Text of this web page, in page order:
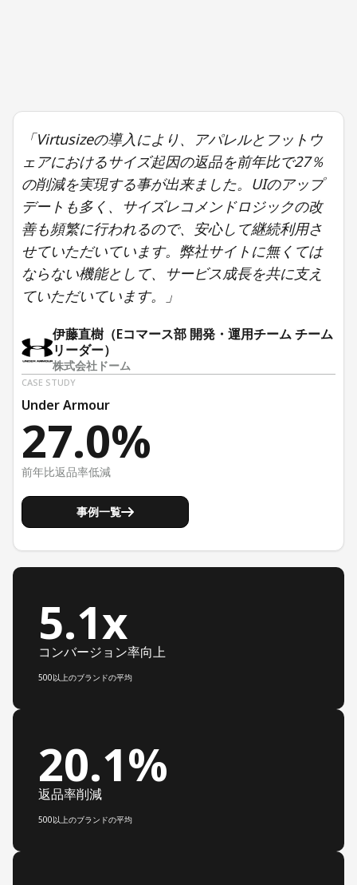
「Virtusizeの導入により、アパレルとフットウ
ェアにおけるサイズ起因の返品を前年比で27％
の削減を実現する事が出来ました。UIのアップ
デートも多く、サイズレコメンドロジックの改
善も頻繁に行われるので、安心して継続利用さ
せていただいています。弊社サイトに無くては
ならない機能として、サービス成長を共に支え
ていただいています。」
伊藤直樹（Eコマース部 開発・運用チーム チーム
リーダー）
株式会社ドーム
CASE STUDY
Under Armour
27.0%
前年比返品率低減
事例一覧
5.1x
コンバージョン率向上
500以上のブランドの平均
20.1%
返品率削減
500以上のブランドの平均